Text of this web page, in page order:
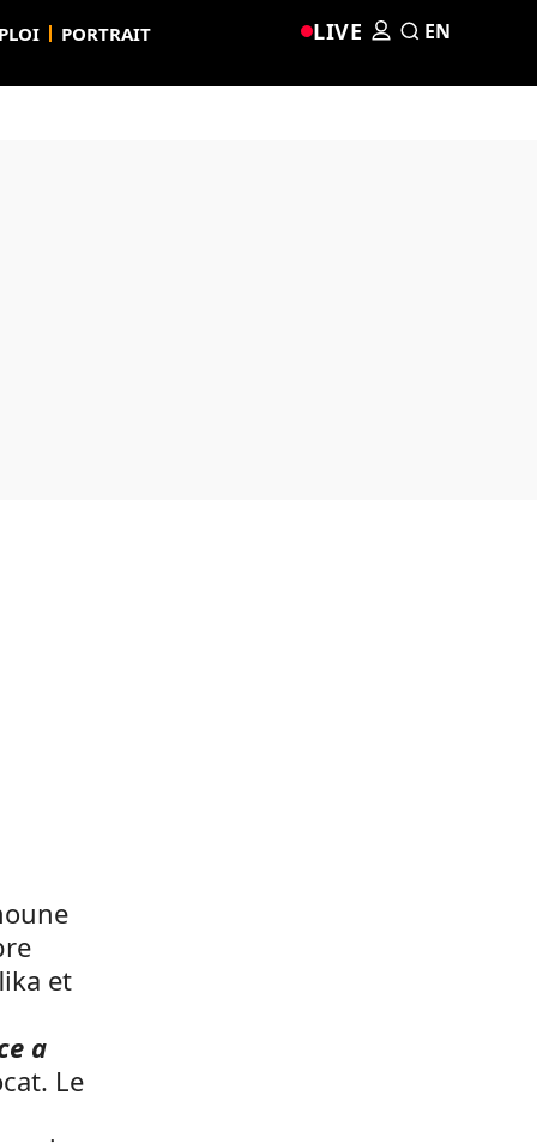
PORTRAIT LIVE EN
et
a
Le